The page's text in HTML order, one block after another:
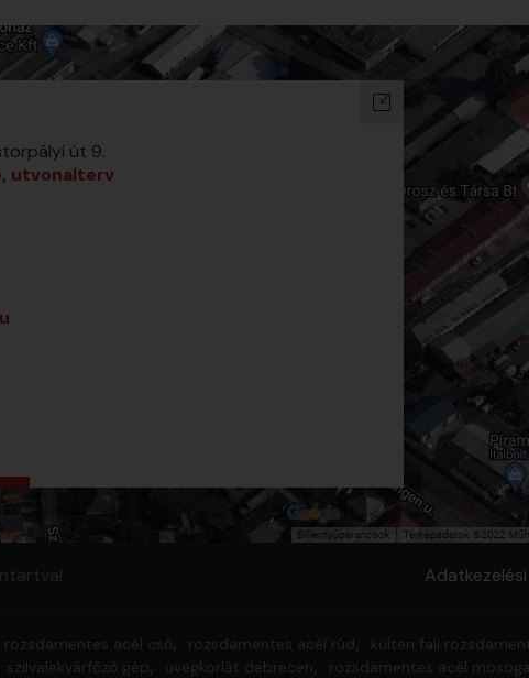
út 9.
utvonalterv
rozsdamentes acél cső rozsdamentes acél rúd kulteri fali
szilvalekvárfőző gép üvegkorlát debrecen rozsdamentes acél